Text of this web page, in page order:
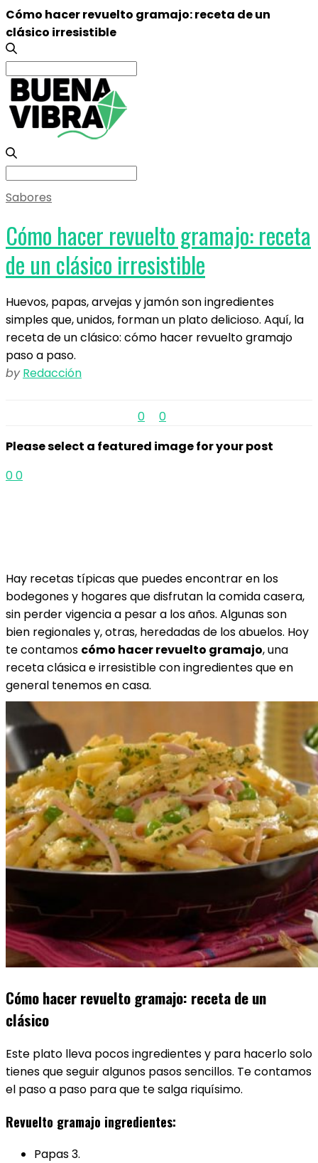
Cómo hacer revuelto gramajo: receta de un
clásico irresistible
Search
for:
Search
for:
Sabores
Cómo hacer revuelto gramajo: receta
de un clásico irresistible
Huevos, papas, arvejas y jamón son ingredientes
simples que, unidos, forman un plato delicioso. Aquí, la
receta de un clásico: cómo hacer revuelto gramajo
paso a paso.
by Redacción
0
0
Please select a featured image for your post
00
Hay recetas típicas que puedes encontrar en los
bodegones y hogares que disfrutan la comida casera,
sin perder vigencia a pesar a los años. Algunas son
bien regionales y, otras, heredadas de los abuelos. Hoy
te contamos cómo hacer revuelto gramajo, una
receta clásica e irresistible con ingredientes que en
general tenemos en casa.
Cómo hacer revuelto gramajo: receta de un
clásico
Este plato lleva pocos ingredientes y para hacerlo solo
tienes que seguir algunos pasos sencillos. Te contamos
el paso a paso para que te salga riquísimo.
Revuelto gramajo ingredientes:
Papas 3.